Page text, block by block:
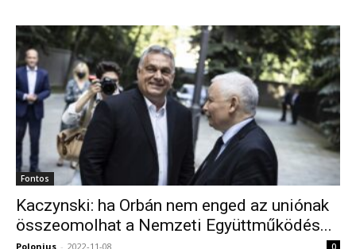
Fontos
Kaczynski: ha Orbán nem enged az uniónak
összeomolhat a Nemzeti Együttműködés...
Polonius - 2022-11-08 0